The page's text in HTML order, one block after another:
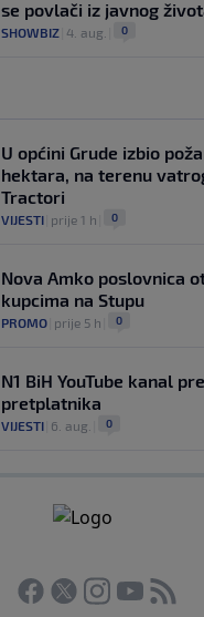
se povlači iz javnog
SHOWBIZ 4. aug. 0
U općini Grude izbio
hektara, na terenu
Tractori
VIJESTI prije 1 h 0
Nova Amko poslovnica
kupcima na Stupu
PROMO prije 5 h 0
N1 BiH YouTube kanal
pretplatnika
VIJESTI 6. aug. 0